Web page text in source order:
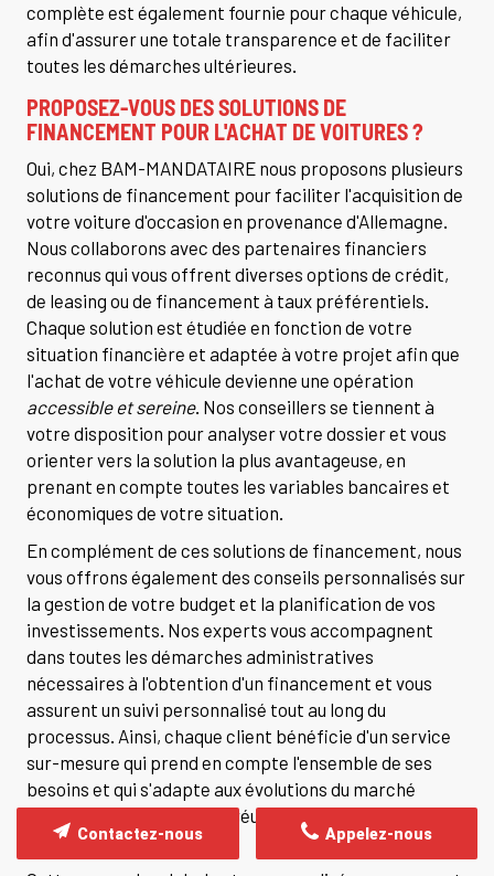
complète est également fournie pour chaque véhicule,
afin d'assurer une totale transparence et de faciliter
toutes les démarches ultérieures.
PROPOSEZ-VOUS DES SOLUTIONS DE
FINANCEMENT POUR L'ACHAT DE VOITURES ?
Oui, chez BAM-MANDATAIRE nous proposons plusieurs
solutions de financement pour faciliter l'acquisition de
votre voiture d'occasion en provenance d'Allemagne.
Nous collaborons avec des partenaires financiers
reconnus qui vous offrent diverses options de crédit,
de leasing ou de financement à taux préférentiels.
Chaque solution est étudiée en fonction de votre
situation financière et adaptée à votre projet afin que
l'achat de votre véhicule devienne une opération
accessible et sereine. Nos conseillers se tiennent à
votre disposition pour analyser votre dossier et vous
orienter vers la solution la plus avantageuse, en
prenant en compte toutes les variables bancaires et
économiques de votre situation.
En complément de ces solutions de financement, nous
vous offrons également des conseils personnalisés sur
la gestion de votre budget et la planification de vos
investissements. Nos experts vous accompagnent
dans toutes les démarches administratives
nécessaires à l'obtention d'un financement et vous
assurent un suivi personnalisé tout au long du
processus. Ainsi, chaque client bénéficie d'un service
sur-mesure qui prend en compte l'ensemble de ses
besoins et qui s'adapte aux évolutions du marché
financier, garantissant la réussite de votre projet
d'importation.
Appelez-nous
Contactez-nous